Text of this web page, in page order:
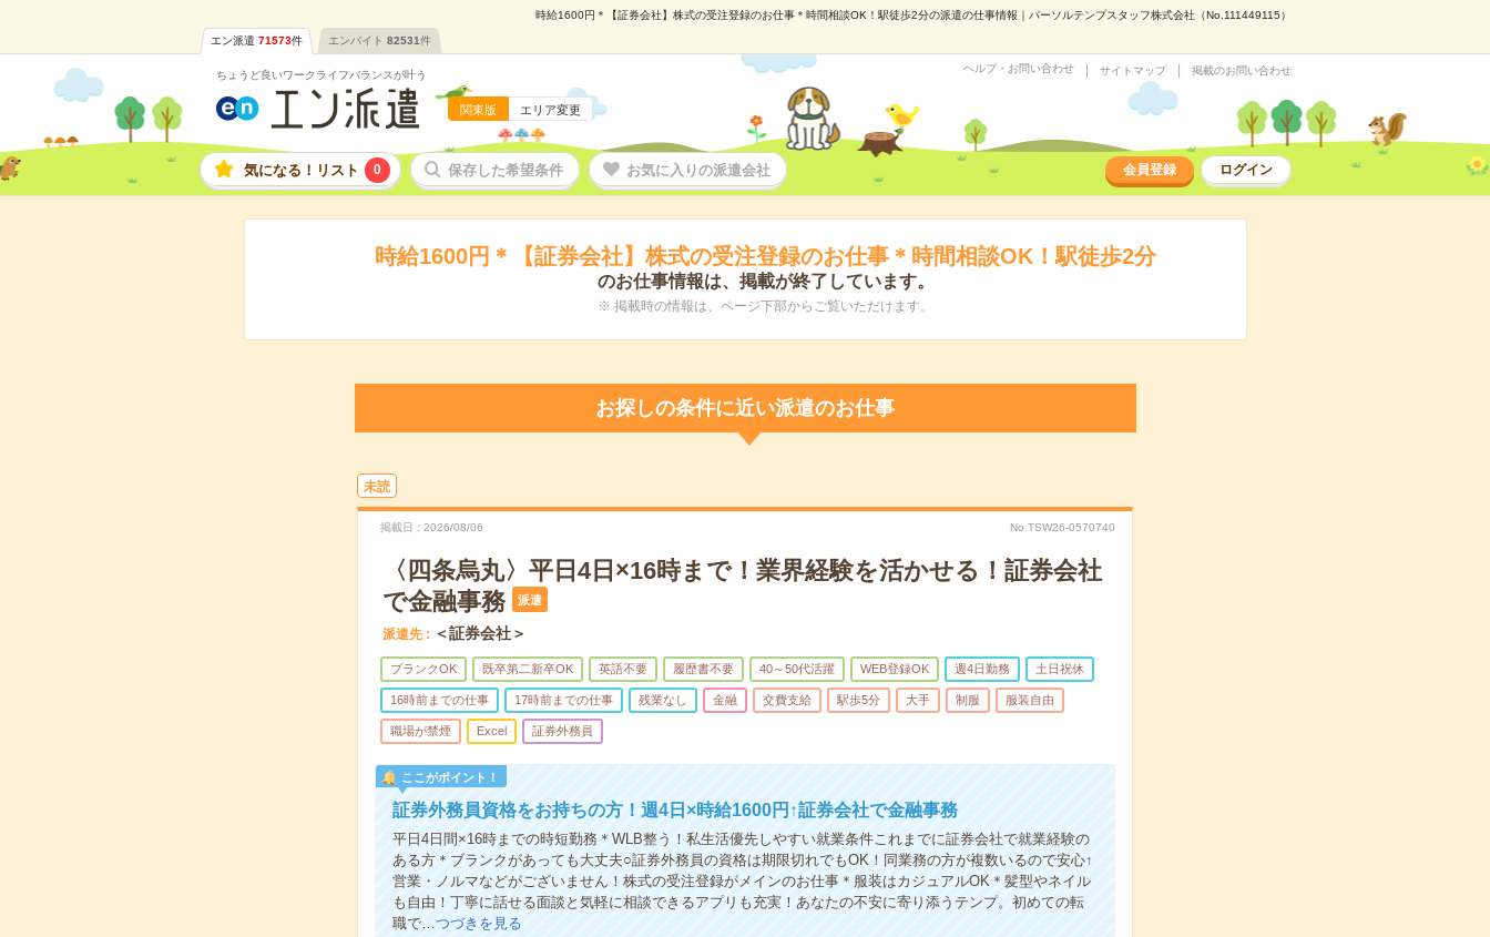
時給1600円＊【証券会社】株式の受注登録のお仕事＊時間相談OK！駅徒歩2分の派遣の仕事情報｜パーソルテンプスタッフ株式会社（No.111449115）
エン派遣 71573件 エンバイト 82531件
ちょうど良いワークライフバランスが叶う
関東版 エリア変更
ヘルプ・お問い合わせ サイトマップ 掲載のお問い合わせ
気になる！リスト 0 保存した希望条件 お気に入りの派遣会社 会員登録 ログイン
時給1600円＊【証券会社】株式の受注登録のお仕事＊時間相談OK！駅徒歩2分
のお仕事情報は、掲載が終了しています。
※ 掲載時の情報は、ページ下部からご覧いただけます。
お探しの条件に近い派遣のお仕事
未読
掲載日 2026/08/06 No.TSW26-0570740
〈四条烏丸〉平日4日×16時まで！業界経験を活かせる！証券会社
で金融事務
派遣
派遣先 ＜証券会社＞
ブランクOK 既卒第二新卒OK 英語不要 履歴書不要 40～50代活躍 WEB登録OK 週4日勤務 土日祝休
16時前までの仕事 17時前までの仕事 残業なし 金融 交費支給 駅歩5分 大手 制服 服装自由
職場が禁煙 Excel 証券外務員
ここがポイント！
証券外務員資格をお持ちの方！週4日×時給1600円↑証券会社で金融事務
平日4日間×16時までの時短勤務＊WLB整う！私生活優先しやすい就業条件これまでに証券会社で就業経験の
ある方＊ブランクがあっても大丈夫○証券外務員の資格は期限切れでもOK！同業務の方が複数いるので安心↑
営業・ノルマなどがございません！株式の受注登録がメインのお仕事＊服装はカジュアルOK＊髪型やネイル
も自由！丁寧に話せる面談と気軽に相談できるアプリも充実！あなたの不安に寄り添うテンプ。初めての転
職で…つづきを見る